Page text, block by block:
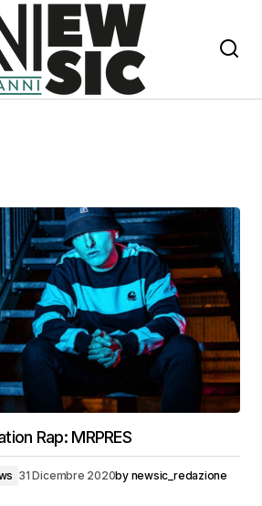
Rap: MRPRES
31 Dicembre 2020by newsic_redazione